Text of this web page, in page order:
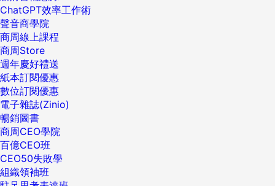
ChatGPT效率工作術
聲音商學院
商周線上課程
商周Store
週年慶好禮送
紙本訂閱優惠
數位訂閱優惠
電子雜誌(Zinio)
暢銷圖書
商周CEO學院
百億CEO班
CEO50失敗學
組織領袖班